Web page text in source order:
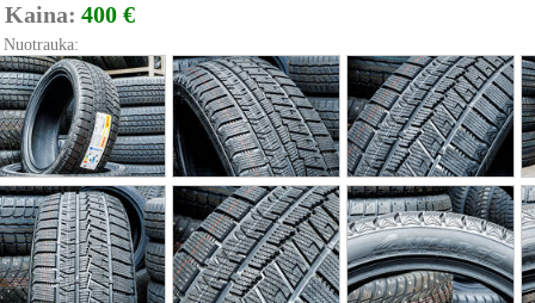
Kaina: 400 €
Nuotrauka: